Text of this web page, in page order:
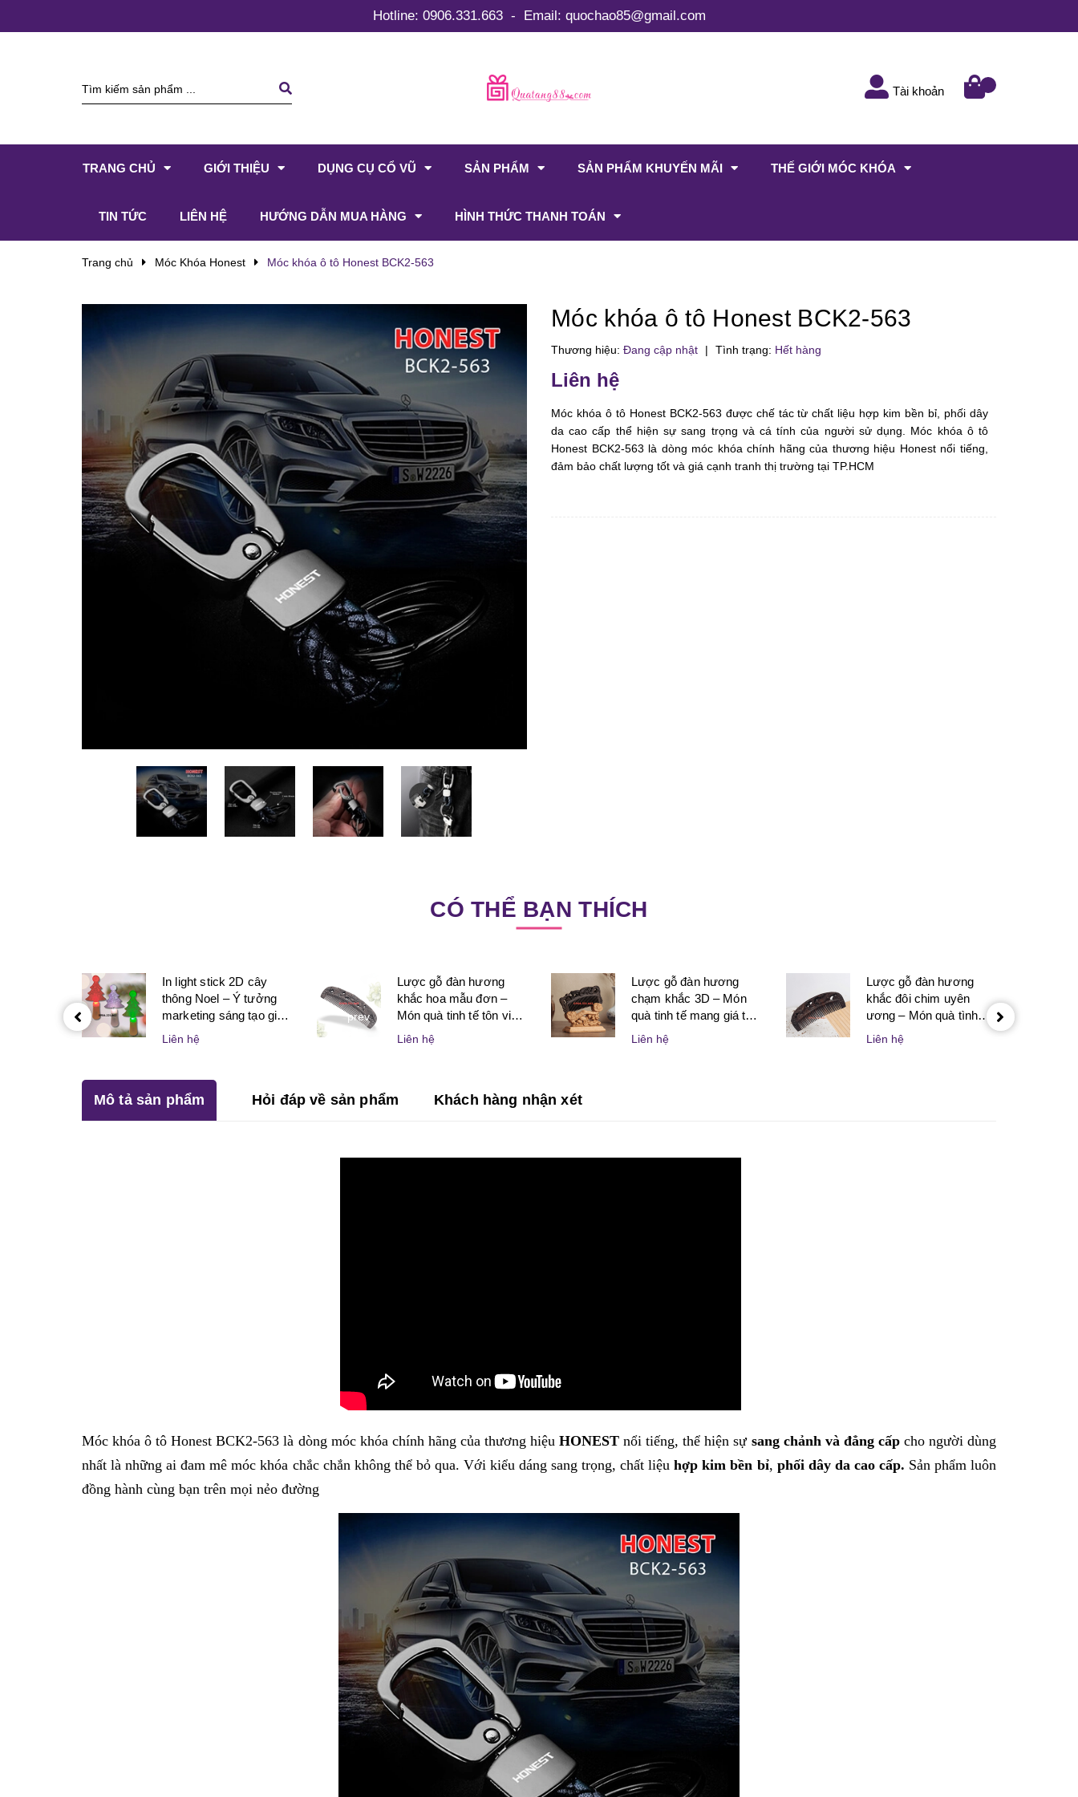
Hotline: 0906.331.663 - Email: quochao85@gmail.com
Tài khoản
TRANG CHỦ GIỚI THIỆU DỤNG CỤ CỔ VŨ SẢN PHẨM SẢN PHẨM KHUYẾN MÃI THẾ GIỚI MÓC KHÓA
TIN TỨC LIÊN HỆ HƯỚNG DẪN MUA HÀNG HÌNH THỨC THANH TOÁN
Trang chủ Móc Khóa Honest Móc khóa ô tô Honest BCK2-563
Móc khóa ô tô Honest BCK2-563
Thương hiệu: Đang cập nhật | Tình trạng: Hết hàng
Liên hệ
Móc khóa ô tô Honest BCK2-563 được chế tác từ chất liệu hợp kim bền bỉ, phối dây
da cao cấp thể hiện sự sang trọng và cá tính của người sử dụng. Móc khóa ô tô
Honest BCK2-563 là dòng móc khóa chính hãng của thương hiệu Honest nổi tiếng,
đảm bảo chất lượng tốt và giá cạnh tranh thị trường tại TP.HCM
CÓ THỂ BẠN THÍCH
In light stick 2D cây
thông Noel – Ý tưởng
marketing sáng tạo giúp
doanh nghiệp bùng nổ
mùa lễ hội
Liên hệ
Lược gỗ đàn hương
khắc hoa mẫu đơn –
Món quà tinh tế tôn vinh
vẻ đẹp và sự may mắn
dành cho phụ nữ
Liên hệ
Lược gỗ đàn hương
chạm khắc 3D – Món
quà tinh tế mang giá trị
nghệ thuật và ý nghĩa
dành tặng người thân
Liên hệ
Lược gỗ đàn hương
khắc đôi chim uyên
ương – Món quà tình
yêu tinh tế dành cho
người yêu và vợ chồng
Liên hệ
prev
Mô tả sản phẩm Hỏi đáp về sản phẩm Khách hàng nhận xét
Móc khóa ô tô Honest BCK2-563 là dòng móc khóa chính hãng của thương hiệuHONEST nổi tiếng, thể hiện sự sang chảnh và đẳng cấp cho người dùng
nhất là những ai đam mê móc khóa chắc chắn không thể bỏ qua. Với kiểu dáng sang trọng, chất liệu hợp kim bền bỉ, phối dây da cao cấp. Sản phẩm luôn
đồng hành cùng bạn trên mọi nẻo đường